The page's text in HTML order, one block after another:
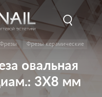
Фрезы Фрезы керамические
овальная
3Х8 мм